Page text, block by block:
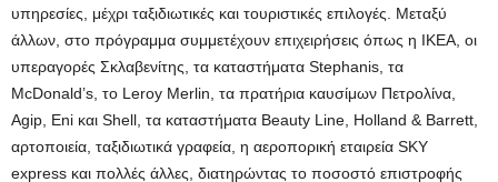
υπηρεσίες, μέχρι ταξιδιωτικές και τουριστικές επιλογές. Μεταξύ
άλλων, στο πρόγραμμα συμμετέχουν επιχειρήσεις όπως η ΙΚΕΑ, οι
υπεραγορές Σκλαβενίτης, τα καταστήματα Stephanis, τα
McDonald’s, το Leroy Merlin, τα πρατήρια καυσίμων Πετρολίνα,
Agip, Eni και Shell, τα καταστήματα Beauty Line, Holland & Barrett,
αρτοποιεία, ταξιδιωτικά γραφεία, η αεροπορική εταιρεία SKY
express και πολλές άλλες, διατηρώντας το ποσοστό επιστροφής